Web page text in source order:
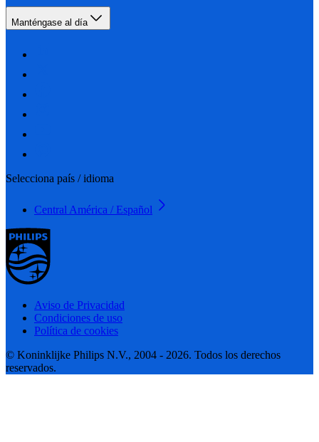
Manténgase al día
Selecciona país / idioma
Central América / Español
Aviso de Privacidad
Condiciones de uso
Política de cookies
© Koninklijke Philips N.V., 2004 - 2026. Todos los derechos
reservados.